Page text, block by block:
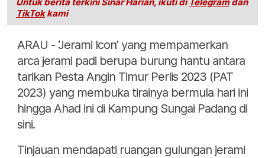
Untuk berita terkini Sinar Harian, ikuti di Telegramdan
TikTokkami
ARAU - ‘Jerami Icon’ yang mempamerkan
arca jerami padi berupa burung hantu antara
tarikan Pesta Angin Timur Perlis 2023 (PAT
2023) yang membuka tirainya bermula hari ini
hingga Ahad ini di Kampung Sungai Padang di
sini.
Tinjauan mendapati ruangan gulungan jerami